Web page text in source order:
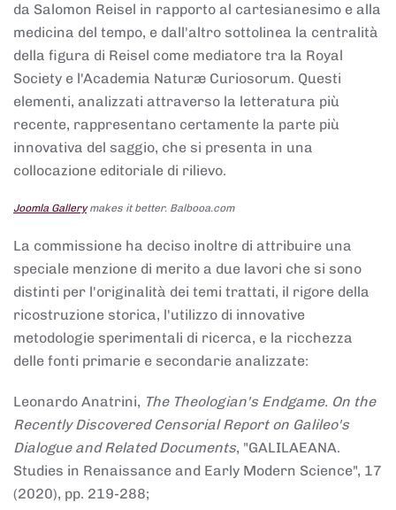
da Salomon Reisel in rapporto al cartesianesimo e alla
medicina del tempo, e dall'altro sottolinea la centralità
della figura di Reisel come mediatore tra la Royal
Society e l'Academia Naturæ Curiosorum. Questi
elementi, analizzati attraverso la letteratura più
recente, rappresentano certamente la parte più
innovativa del saggio, che si presenta in una
collocazione editoriale di rilievo.
Joomla Gallerymakes it better. Balbooa.com
La commissione ha deciso inoltre di attribuire una
speciale menzione di merito a due lavori che si sono
distinti per l'originalità dei temi trattati, il rigore della
ricostruzione storica, l'utilizzo di innovative
metodologie sperimentali di ricerca, e la ricchezza
delle fonti primarie e secondarie analizzate:
Leonardo Anatrini, The Theologian's Endgame. On the
Recently Discovered Censorial Report on Galileo's
Dialogue and Related Documents, "GALILAEANA.
Studies in Renaissance and Early Modern Science", 17
(2020), pp. 219-288;